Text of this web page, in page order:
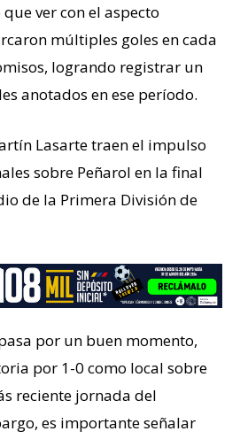
ver con el aspecto
múltiples goles en cada
logrando registrar un
anotados en ese período.
Lasarte traen el impulso
sobre Peñarol en la final
de la Primera División de
por un buen momento,
por 1-0 como local sobre
reciente jornada del
es importante señalar